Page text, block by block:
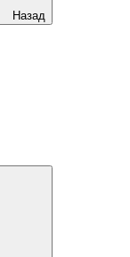
Назад